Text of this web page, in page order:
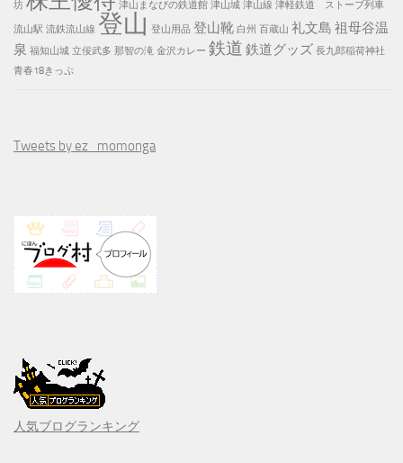
坊
津山まなびの鉄道館 津山城 津山線 津軽鉄道 ストーブ列車
流山駅 流鉄流山線 登山 登山用品 登山靴 白州 百蔵山 礼文島 祖母谷温
泉 福知山城 立佞武多 那智の滝 金沢カレー 鉄道 鉄道グッズ 長九郎稲荷神社
青春18きっぷ
Tweets by ez_momonga
人気ブログランキング